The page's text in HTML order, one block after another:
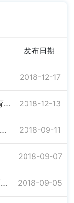
发布日期
2018-12-17
汨罗：打造民生实事工程 推进城乡教育均衡发展 2018-12-13
汨罗庆祝第34个教师节 80余名教师受表彰 2018-09-11
2018-09-07
传递爱心，捐资助学 | 汨罗古培镇教育基金会成立 2018-09-05